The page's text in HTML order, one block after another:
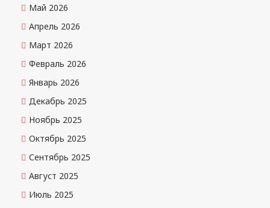
Май 2026
Апрель 2026
Март 2026
Февраль 2026
Январь 2026
Декабрь 2025
Ноябрь 2025
Октябрь 2025
Сентябрь 2025
Август 2025
Июль 2025